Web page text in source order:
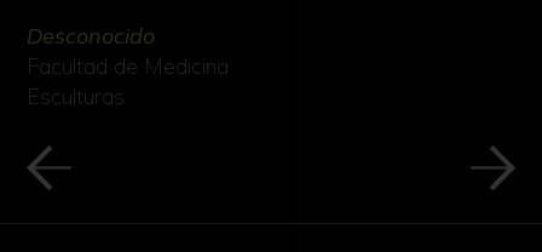
Desconocido
Facultad de Medicina
Esculturas